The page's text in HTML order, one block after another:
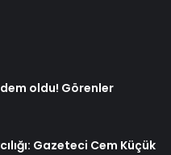
oldu! Görenler
Gazeteci Cem Küçük